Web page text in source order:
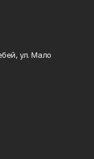
ул. Мало